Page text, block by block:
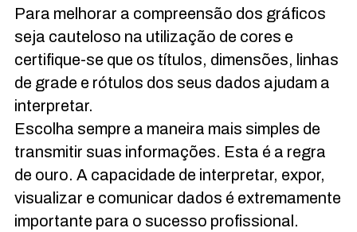
Para melhorar a compreensão dos gráficos
seja cauteloso na utilização de cores e
certifique-se que os títulos, dimensões, linhas
de grade e rótulos dos seus dados ajudam a
interpretar.
Escolha sempre a maneira mais simples de
transmitir suas informações. Esta é a regra
de ouro. A capacidade de interpretar, expor,
visualizar e comunicar dados é extremamente
importante para o sucesso profissional.